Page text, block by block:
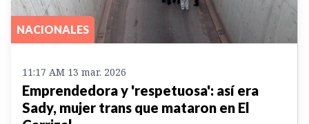
NACIONALES
11:17 AM 13 mar. 2026
Emprendedora y 'respetuosa': así era
Sady, mujer trans que mataron en El